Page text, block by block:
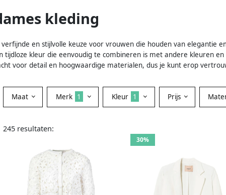
kleding
verfijnde en stijlvolle keuze voor vrouwen die houden van
tijdloze kleur die eenvoudig te combineren is met andere kleuren
voor detail en hoogwaardige materialen, dus je kunt erop
Maat Merk 1 Kleur 1 Prijs
245 resultaten:
30%